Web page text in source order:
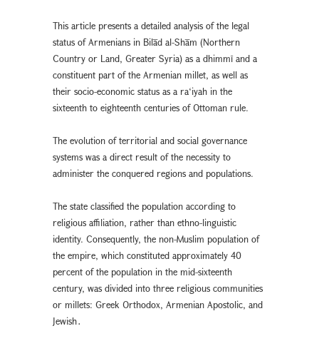
This article presents a detailed analysis of the legal
status of Armenians in Bilād al-Shām (Northern
Country or Land, Greater Syria) as a dhimmī and a
constituent part of the Armenian millet, as well as
their socio-economic status as a ra‘iyah in the
sixteenth to eighteenth centuries of Ottoman rule.
The evolution of territorial and social governance
systems was a direct result of the necessity to
administer the conquered regions and populations.
The state classified the population according to
religious affiliation, rather than ethno-linguistic
identity. Consequently, the non-Muslim population of
the empire, which constituted approximately 40
percent of the population in the mid-sixteenth
century, was divided into three religious communities
or millets: Greek Orthodox, Armenian Apostolic, and
Jewish․